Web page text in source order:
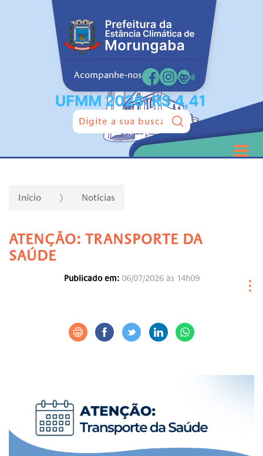
Acompanhe-nos
Pesquisar:
Início Notícias
ATENÇÃO: TRANSPORTE DA
SAÚDE
Publicado em: 06/07/2026 às 14h09